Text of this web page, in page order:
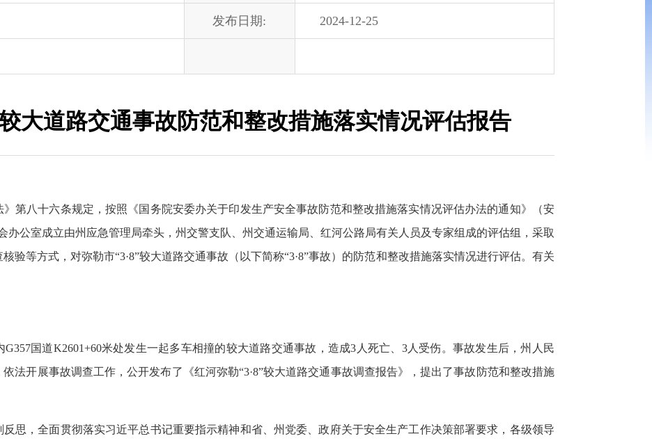
发布日期: 2024-12-25
大道路交通事故防范和整改措施落实情况评估报告
第八十六条规定，按照《国务院安委办关于印发生产安全事故防范和整改措施落实情况评估办法的通知》（安
办公室成立由州应急管理局牵头，州交警支队、州交通运输局、红河公路局有关人员及专家组成的评估组，采取
验等方式，对弥勒市“3·8”较大道路交通事故（以下简称“3·8”事故）的防范和整改措施落实情况进行评估。有关
G357国道K2601+60米处发生一起多车相撞的较大道路交通事故，造成3人死亡、3人受伤。事故发生后，州人民
法开展事故调查工作，公开发布了《红河弥勒“3·8”较大道路交通事故调查报告》，提出了事故防范和整改措施
思，全面贯彻落实习近平总书记重要指示精神和省、州党委、政府关于安全生产工作决策部署要求，各级领导